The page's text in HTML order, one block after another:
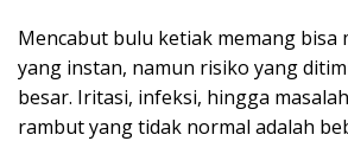
Mencabut bulu ketiak memang bisa
yang instan, namun risiko yang
besar. Iritasi, infeksi, hingga
rambut yang tidak normal adalah